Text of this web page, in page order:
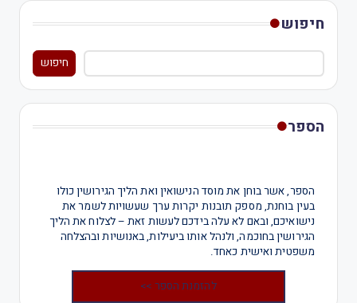
חיפוש
חיפוש
הספר
הספר, אשר בוחן את מוסד הנישואין ואת הליך הגירושין כולו
בעין בוחנת, מספק תובנות יקרות ערך שעשויות לשמר את
נישואיכם, ובאם לא עלה בידכם לעשות זאת – לצלוח את הליך
הגירושין בחוכמה, ולנהל אותו ביעילות, באנושיות ובהצלחה
משפטית ואישית כאחד.
להזמנת הספר >>